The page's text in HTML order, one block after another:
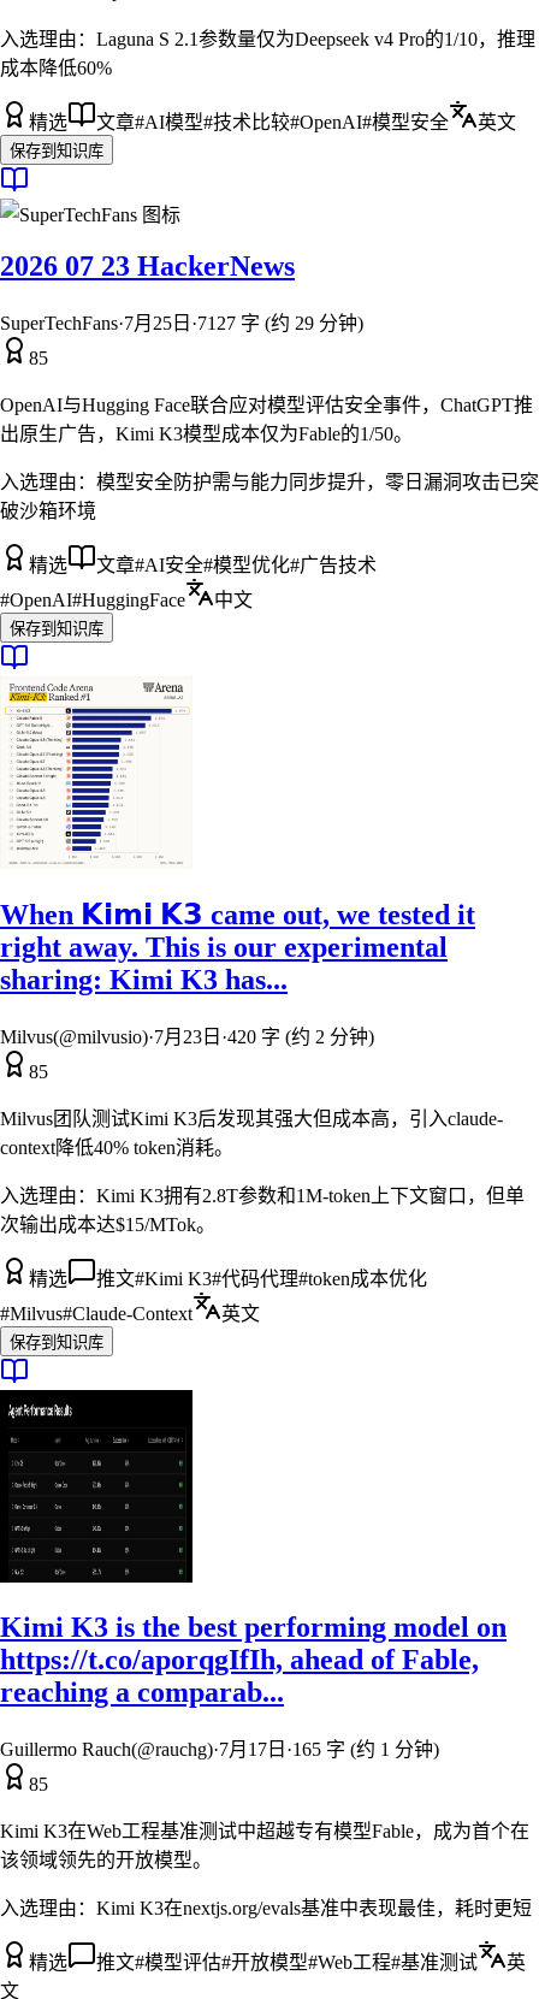
入选理由： Laguna S 2.1参数量仅为Deepseek v4 Pro的1/10，推理
成本降低60%
精选 文章#AI模型#技术比较#OpenAI#模型安全 英文
保存到知识库
2026 07 23 HackerNews
SuperTechFans·7月25日 ·7127 字 (约 29 分钟)
85
OpenAI与Hugging Face联合应对模型评估安全事件，ChatGPT推
出原生广告，Kimi K3模型成本仅为Fable的1/50。
入选理由： 模型安全防护需与能力同步提升，零日漏洞攻击已突
破沙箱环境
精选 文章#AI安全#模型优化#广告技术
#OpenAI#HuggingFace 中文
保存到知识库
When 𝗞𝗶𝗺𝗶 𝗞𝟯 came out, we tested it
right away. This is our experimental
sharing: Kimi K3 has...
Milvus(@milvusio)·7月23日 ·420 字 (约 2 分钟)
85
Milvus团队测试Kimi K3后发现其强大但成本高，引入claude-
context降低40% token消耗。
入选理由： Kimi K3拥有2.8T参数和1M-token上下文窗口，但单
次输出成本达$15/MTok。
精选 推文#Kimi K3#代码代理#token成本优化
#Milvus#Claude-Context 英文
保存到知识库
Kimi K3 is the best performing model on
https://t.co/aporqgIfIh, ahead of Fable,
reaching a comparab...
Guillermo Rauch(@rauchg)·7月17日 ·165 字 (约 1 分钟)
85
Kimi K3在Web工程基准测试中超越专有模型Fable，成为首个在
该领域领先的开放模型。
入选理由： Kimi K3在nextjs.org/evals基准中表现最佳，耗时更短
精选 推文#模型评估#开放模型#Web工程#基准测试
英
文